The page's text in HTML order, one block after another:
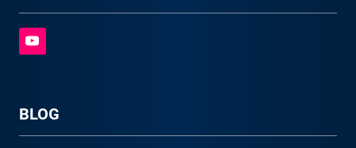
BLOG